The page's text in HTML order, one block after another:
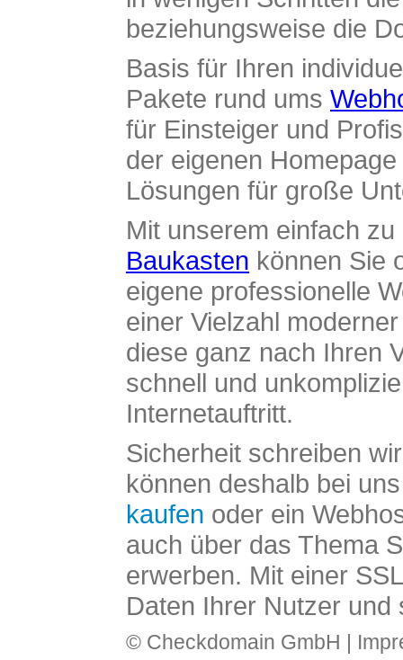
beziehungsweise die
Basis für Ihren
Pakete rund ums
für Einsteiger und
der eigenen
Lösungen für große
Mit unserem einfach
Baukasten können Sie
eigene professionelle
einer Vielzahl
diese ganz nach Ihren
schnell und
Internetauftritt.
Sicherheit schreiben
können deshalb bei
kaufen oder ein
auch über das Thema
erwerben. Mit einer
Daten Ihrer Nutzer und
© Checkdomain GmbH |